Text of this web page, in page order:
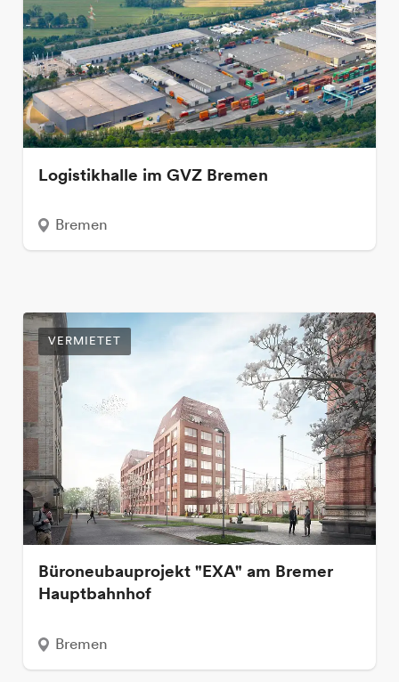
Logistikhalle im GVZ Bremen
Bremen
VERMIETET
Büroneubauprojekt "EXA" am Bremer
Hauptbahnhof
Bremen